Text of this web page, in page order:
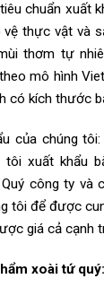
chuẩn xuất
thực vật và
thơm tự
mô hình
có kích thước
của chúng
tôi xuất khẩu
công ty và
tôi để được
giá cả cạnh
xoài tứ quý: